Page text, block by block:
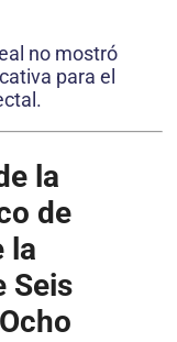
no mostró
para el
la
de
la
Seis